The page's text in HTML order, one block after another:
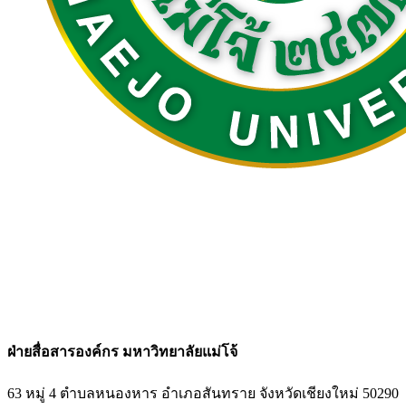
ฝ่ายสื่อสารองค์กร มหาวิทยาลัยแม่โจ้
63 หมู่ 4 ตำบลหนองหาร อำเภอสันทราย จังหวัดเชียงใหม่ 50290